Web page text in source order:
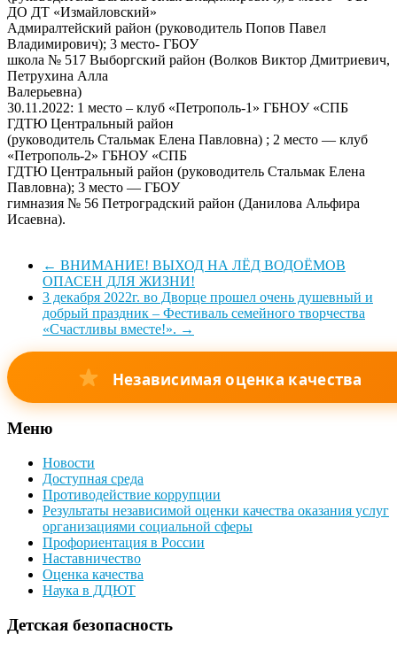
ДО ДТ «Измайловский»
Адмиралтейский район (руководитель Попов Павел
Владимирович); 3 место- ГБОУ
школа № 517 Выборгский район (Волков Виктор Дмитриевич,
Петрухина Алла
Валерьевна)
30.11.2022: 1 место – клуб «Петрополь-1» ГБНОУ «СПБ
ГДТЮ Центральный район
(руководитель Стальмак Елена Павловна) ; 2 место — клуб
«Петрополь-2» ГБНОУ «СПБ
ГДТЮ Центральный район (руководитель Стальмак Елена
Павловна); 3 место — ГБОУ
гимназия № 56 Петроградский район (Данилова Альфира
Исаевна).
← ВНИМАНИЕ! ВЫХОД НА ЛЁД ВОДОЁМОВ
ОПАСЕН ДЛЯ ЖИЗНИ!
3 декабря 2022г. во Дворце прошел очень душевный и
добрый праздник – Фестиваль семейного творчества
«Счастливы вместе!». →
Независимая оценка качества
Меню
Новости
Доступная среда
Противодействие коррупции
Результаты независимой оценки качества оказания услуг
организациями социальной сферы
Профориентация в России
Наставничество
Оценка качества
Наука в ДДЮТ
Детская безопасность